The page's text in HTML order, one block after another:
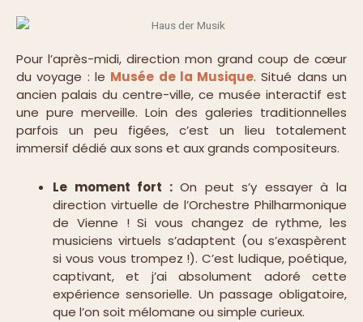
Pour l’après-midi, direction mon grand coup de cœur
du voyage : le Musée de la Musique. Situé dans un
ancien palais du centre-ville, ce musée interactif est
une pure merveille. Loin des galeries traditionnelles
parfois un peu figées, c’est un lieu totalement
immersif dédié aux sons et aux grands compositeurs.
Le moment fort :On peut s’y essayer à la
direction virtuelle de l’Orchestre Philharmonique
de Vienne ! Si vous changez de rythme, les
musiciens virtuels s’adaptent (ou s’exaspèrent
si vous vous trompez !). C’est ludique, poétique,
captivant, et j’ai absolument adoré cette
expérience sensorielle. Un passage obligatoire,
que l’on soit mélomane ou simple curieux.